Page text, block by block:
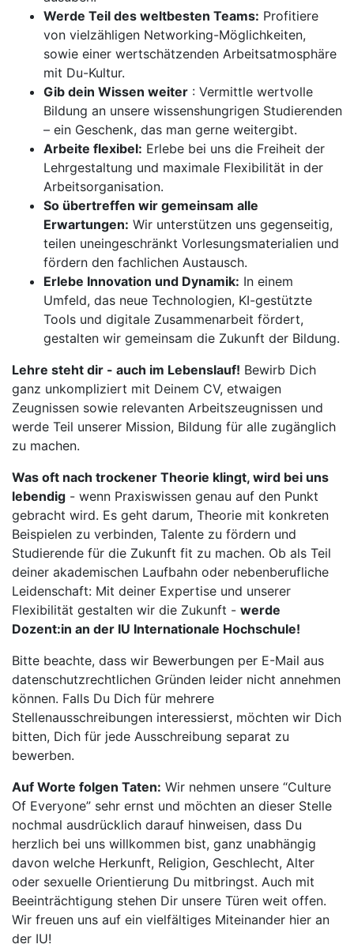
Werde Teil des weltbesten Teams: Profitiere
von vielzähligen Networking-Möglichkeiten,
sowie einer wertschätzenden Arbeitsatmosphäre
mit Du-Kultur.
Gib dein Wissen weiter : Vermittle wertvolle
Bildung an unsere wissenshungrigen Studierenden
– ein Geschenk, das man gerne weitergibt.
Arbeite flexibel: Erlebe bei uns die Freiheit der
Lehrgestaltung und maximale Flexibilität in der
Arbeitsorganisation.
So übertreffen wir gemeinsam alle
Erwartungen: Wir unterstützen uns gegenseitig,
teilen uneingeschränkt Vorlesungsmaterialien und
fördern den fachlichen Austausch.
Erlebe Innovation und Dynamik: In einem
Umfeld, das neue Technologien, KI-gestützte
Tools und digitale Zusammenarbeit fördert,
gestalten wir gemeinsam die Zukunft der Bildung.
Lehre steht dir - auch im Lebenslauf! Bewirb Dich
ganz unkompliziert mit Deinem CV, etwaigen
Zeugnissen sowie relevanten Arbeitszeugnissen und
werde Teil unserer Mission, Bildung für alle zugänglich
zu machen.
Was oft nach trockener Theorie klingt, wird bei uns
lebendig - wenn Praxiswissen genau auf den Punkt
gebracht wird. Es geht darum, Theorie mit konkreten
Beispielen zu verbinden, Talente zu fördern und
Studierende für die Zukunft fit zu machen. Ob als Teil
deiner akademischen Laufbahn oder nebenberufliche
Leidenschaft: Mit deiner Expertise und unserer
Flexibilität gestalten wir die Zukunft - werde
Dozent:in an der IU Internationale Hochschule!
Bitte beachte, dass wir Bewerbungen per E-Mail aus
datenschutzrechtlichen Gründen leider nicht annehmen
können. Falls Du Dich für mehrere
Stellenausschreibungen interessierst, möchten wir Dich
bitten, Dich für jede Ausschreibung separat zu
bewerben.
Auf Worte folgen Taten: Wir nehmen unsere “Culture
Of Everyone” sehr ernst und möchten an dieser Stelle
nochmal ausdrücklich darauf hinweisen, dass Du
herzlich bei uns willkommen bist, ganz unabhängig
davon welche Herkunft, Religion, Geschlecht, Alter
oder sexuelle Orientierung Du mitbringst. Auch mit
Beeinträchtigung stehen Dir unsere Türen weit offen.
Wir freuen uns auf ein vielfältiges Miteinander hier an
der IU!